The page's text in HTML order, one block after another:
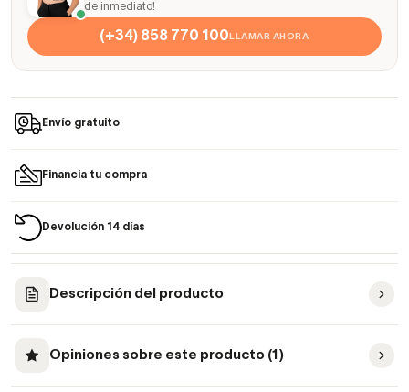
de inmediato!
(+34) 858 770 100LLAMAR AHORA
Envío gratuito
Financia tu compra
Devolución 14 días
Descripción del producto
Opiniones sobre este producto (1)